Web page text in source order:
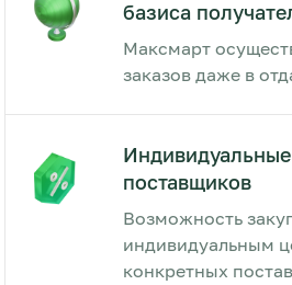
базиса
Максмарт
заказов даже в
поставщиков
Возможность
индивидуальным
конкретных